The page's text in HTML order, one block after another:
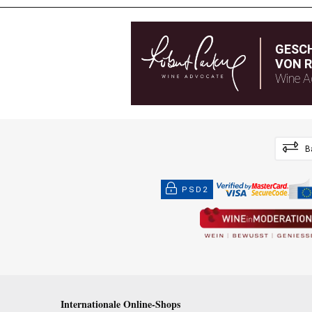
VON
Wine
PSD2
Internationale Online-Shops